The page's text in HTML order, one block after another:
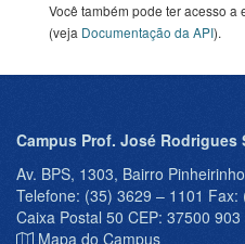
Você também pode ter acesso a
(veja Documentação da API).
Campus Prof. José Rodrigues
Av. BPS, 1303, Bairro
Telefone: (35) 3629 – 1101 Fax:
Caixa Postal 50 CEP: 37500 903
Mapa do Campus